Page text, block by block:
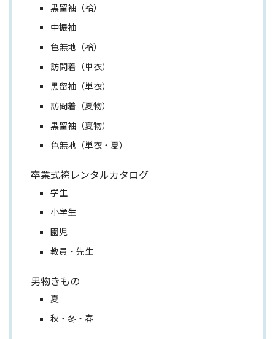
黒留袖（袷）
中振袖
色無地（袷）
訪問着（単衣）
黒留袖（単衣）
訪問着（夏物）
黒留袖（夏物）
色無地（単衣・夏）
卒業式袴レンタルカタログ
学生
小学生
園児
教員・先生
男物きもの
夏
秋・冬・春